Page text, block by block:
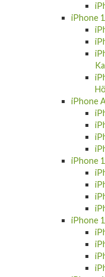
iPhone
iPhone
iPhone
iPhone